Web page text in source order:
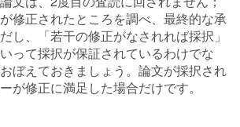
修正されたところを調べ、最終的な承
し、「若干の修正がなされれば採択」
って採択が保証されているわけでな
ぼえておきましょう。論文が採択され
が修正に満足した場合だけです。